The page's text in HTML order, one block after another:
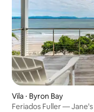
Vila ⋅ Byron Bay
Feriados Fuller —